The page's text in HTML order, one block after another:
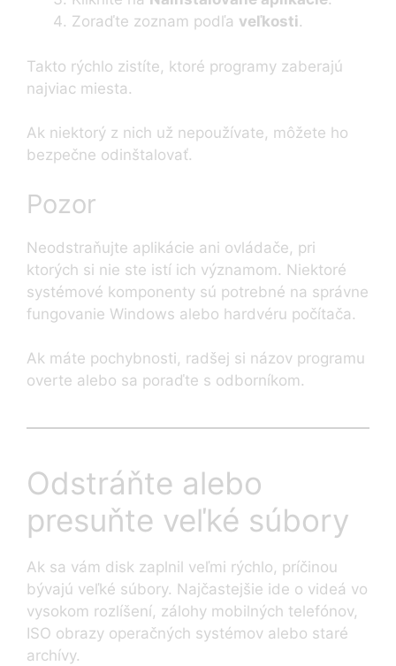
Zoraďte zoznam podľa veľkosti .
Takto rýchlo zistíte, ktoré programy zaberajú
najviac miesta.
Ak niektorý z nich už nepoužívate, môžete ho
bezpečne odinštalovať.
Pozor
Neodstraňujte aplikácie ani ovládače, pri
ktorých si nie ste istí ich významom. Niektoré
systémové komponenty sú potrebné na správne
fungovanie Windows alebo hardvéru počítača.
Ak máte pochybnosti, radšej si názov programu
overte alebo sa poraďte s odborníkom.
Odstráňte alebo
presuňte veľké súbory
Ak sa vám disk zaplnil veľmi rýchlo, príčinou
bývajú veľké súbory. Najčastejšie ide o videá vo
vysokom rozlíšení, zálohy mobilných telefónov,
ISO obrazy operačných systémov alebo staré
archívy.